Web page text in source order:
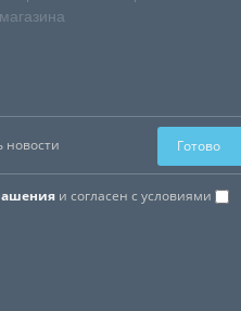
магазина
и согласен с условиями
Готово